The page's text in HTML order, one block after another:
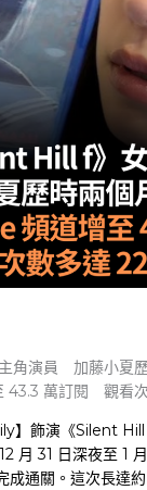
角演員 加藤小夏
43.3 萬訂閱 觀看
】飾演《Silent
月 31 日深夜至 1
成通關。這次長達